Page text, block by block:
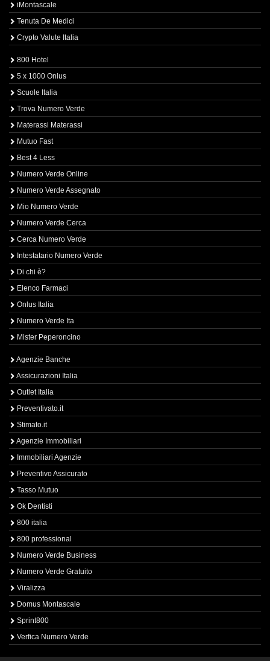
iMontascale
Tenuta De Medici
Crypto Valute Italia
800 Hotel
5 x 1000 Onlus
Scuole Italia
Trova Numero Verde
Materassi Materassi
Mutuo Fast
Best 4 Less
Numero Verde Online
Numero Verde Assegnato
Mio Numero Verde
Numero Verde Cerca
Cerca Numero Verde
Intestatario Numero Verde
Di chi è?
Elenco Farmaci
Onlus Italia
Numero Verde Ita
Mister Peperoncino
Agenzie Banche
Assicurazioni Italia
Outlet Italia
Preventivato.it
Stimato.it
Agenzie Immobiliari
Immobiliari Agenzie
Preventivo Assicurato
Tasso Mutuo
Ok Dentisti
800 italia
800 professional
Numero Verde Business
Numero Verde Gratuito
Viralizza
Domus Montascale
Sprint800
Verfica Numero Verde